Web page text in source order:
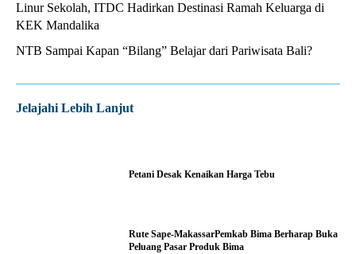
Linur Sekolah, ITDC Hadirkan Destinasi Ramah Keluarga di
KEK Mandalika
NTB Sampai Kapan “Bilang” Belajar dari Pariwisata Bali?
Jelajahi Lebih Lanjut
Petani Desak Kenaikan Harga Tebu
Rute Sape-MakassarPemkab Bima Berharap Buka
Peluang Pasar Produk Bima